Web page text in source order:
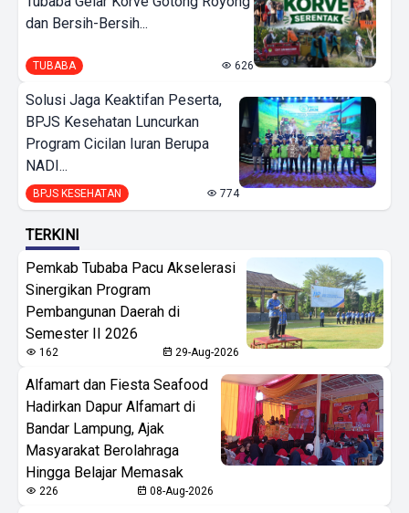
dan Bersih-Bersih...
TUBABA 626
Solusi Jaga Keaktifan Peserta,
BPJS Kesehatan Luncurkan
Program Cicilan Iuran Berupa
NADI...
BPJS KESEHATAN 774
TERKINI
Pemkab Tubaba Pacu Akselerasi
Sinergikan Program
Pembangunan Daerah di
Semester II 2026
162 29-Aug-2026
Alfamart dan Fiesta Seafood
Hadirkan Dapur Alfamart di
Bandar Lampung, Ajak
Masyarakat Berolahraga
Hingga Belajar Memasak
226 08-Aug-2026